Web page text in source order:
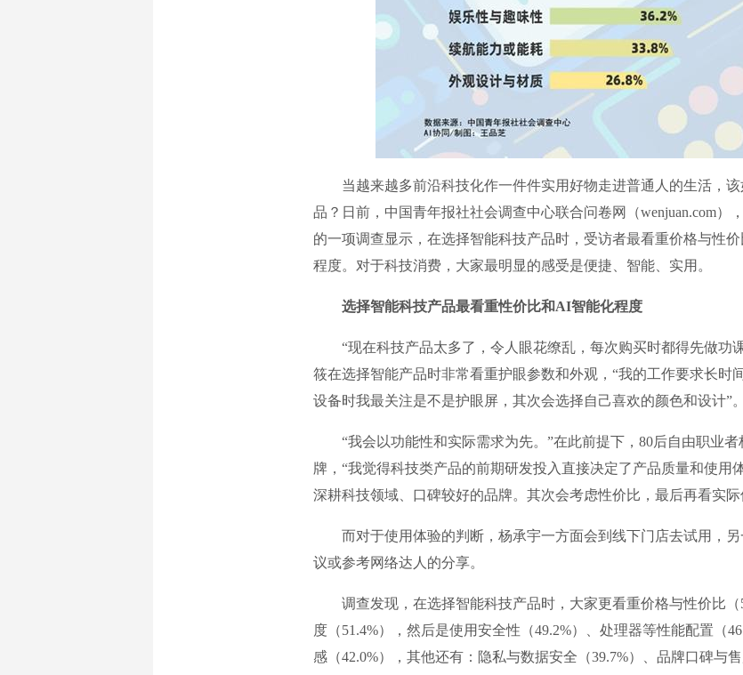
当越来越多前沿科技化作一件件实用好物走进普通人的生活，该
品？日前，中国青年报社社会调查中心联合问卷网（wenjuan.com）
的一项调查显示，在选择智能科技产品时，受访者最看重价格与性
程度。对于科技消费，大家最明显的感受是便捷、智能、实用。
选择智能科技产品最看重性价比和AI智能化程度
“现在科技产品太多了，令人眼花缭乱，每次购买时都得先做功
筱在选择智能产品时非常看重护眼参数和外观，“我的工作要求长时
设备时我最关注是不是护眼屏，其次会选择自己喜欢的颜色和设计”。
“我会以功能性和实际需求为先。”在此前提下，80后自由职业者
牌，“我觉得科技类产品的前期研发投入直接决定了产品质量和使用
深耕科技领域、口碑较好的品牌。其次会考虑性价比，最后再看实际
而对于使用体验的判断，杨承宇一方面会到线下门店去试用，另
议或参考网络达人的分享。
调查发现，在选择智能科技产品时，大家更看重价格与性价比（
度（51.4%），然后是使用安全性（49.2%）、处理器等性能配置（
感（42.0%），其他还有：隐私与数据安全（39.7%）、品牌口碑与